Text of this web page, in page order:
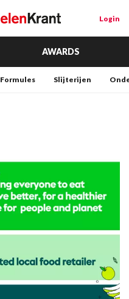
Login
AWARDS
Formules Slijterijen